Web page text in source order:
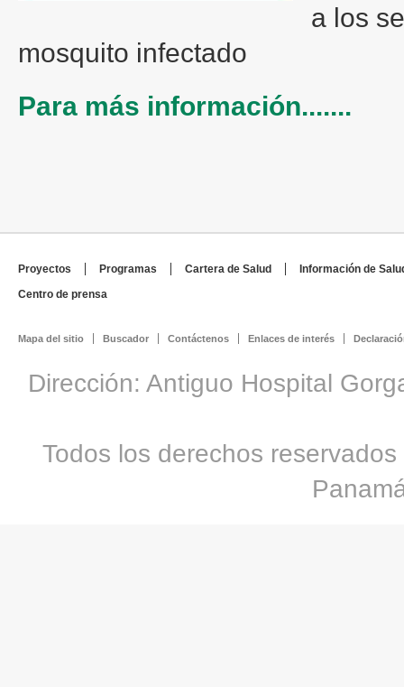
a los
mosquito infectado
Para más información.......
Proyectos Programas Cartera de Salud
Información de
Centro de prensa
Mapa del sitio Buscador Contáctenos Enlaces de interés
Dirección: Antiguo Hospital
Todos los derechos